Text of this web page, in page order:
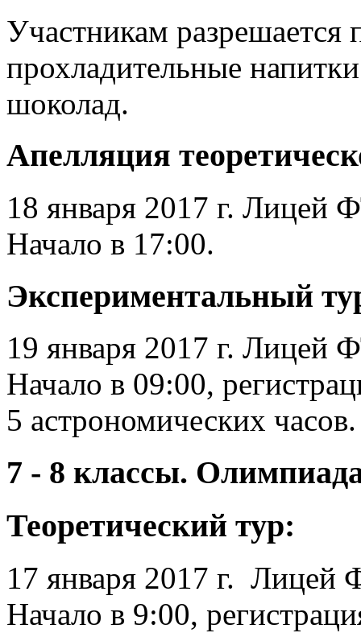
Участникам разрешается
прохладительные
шоколад.
Апелляция
18 января 2017 г.
Начало в 17:00.
Экспериментальный
19 января 2017 г.
Начало в 09:00,
5 астрономических часов.
7 - 8 классы.
Теоретический тур:
17 января 2017 г.
Начало в 9:00,